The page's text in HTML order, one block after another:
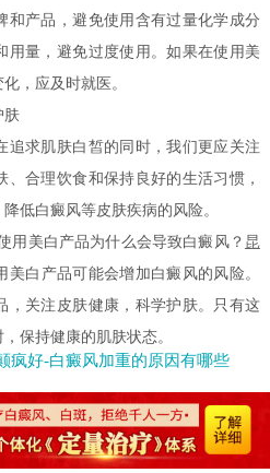
和产品，避免使用含有过量化学成分
用量，避免过度使用。如果在使用美
，应及时就医。
肤
求肌肤白皙的同时，我们更应关注
合理饮食和保持良好的生活习惯，
低白癜风等皮肤疾病的风险。
美白产品为什么会导致白癜风？ 昆
美白产品可能会增加白癜风的风险。
，关注皮肤健康，科学护肤。只有这
保持健康的肌肤状态。
疯好-白癜风加重的原因有哪些